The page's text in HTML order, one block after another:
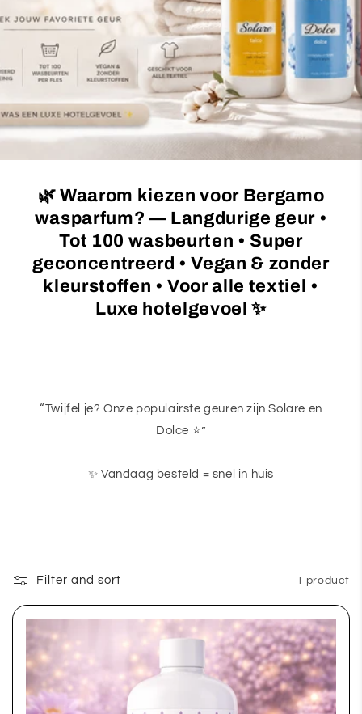
c
i
o
n
🌿 Waarom kiezen voor Bergamo
wasparfum? — Langdurige geur •
Tot 100 wasbeurten • Super
geconcentreerd • Vegan & zonder
kleurstoffen • Voor alle textiel •
Luxe hotelgevoel ✨
“Twijfel je? Onze populairste geuren zijn Solare en
Dolce ⭐”
✨ Vandaag besteld = snel in huis
Filter and sort 1 product